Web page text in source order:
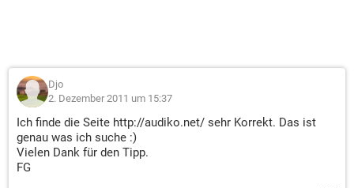
Djo
2. Dezember 2011 um 15:37
Ich finde die Seite http://audiko.net/ sehr Korrekt. Das ist
genau was ich suche :)
Vielen Dank für den Tipp.
FG